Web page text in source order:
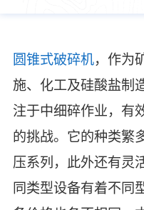
圆锥式破碎机，作为
施、化工及硅酸盐制
注于中细碎作业，有
的挑战。它的种类繁
压系列，此外还有灵
同类型设备有着不同